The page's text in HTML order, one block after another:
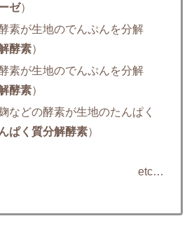
ゼ）
素が生地のでんぷんを分解
酵素）
素が生地のでんぷんを分解
酵素）
などの酵素が生地のたんぱく
ぱく質分解酵素）
etc…